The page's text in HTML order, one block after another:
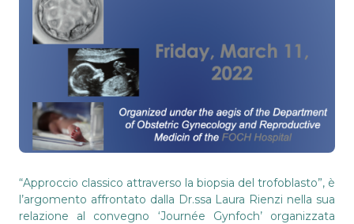
“Approccio classico attraverso la biopsia del trofoblasto”, è
l’argomento affrontato dalla Dr.ssa Laura Rienzi nella sua
relazione al convegno ‘Journée Gynfoch’ organizzata